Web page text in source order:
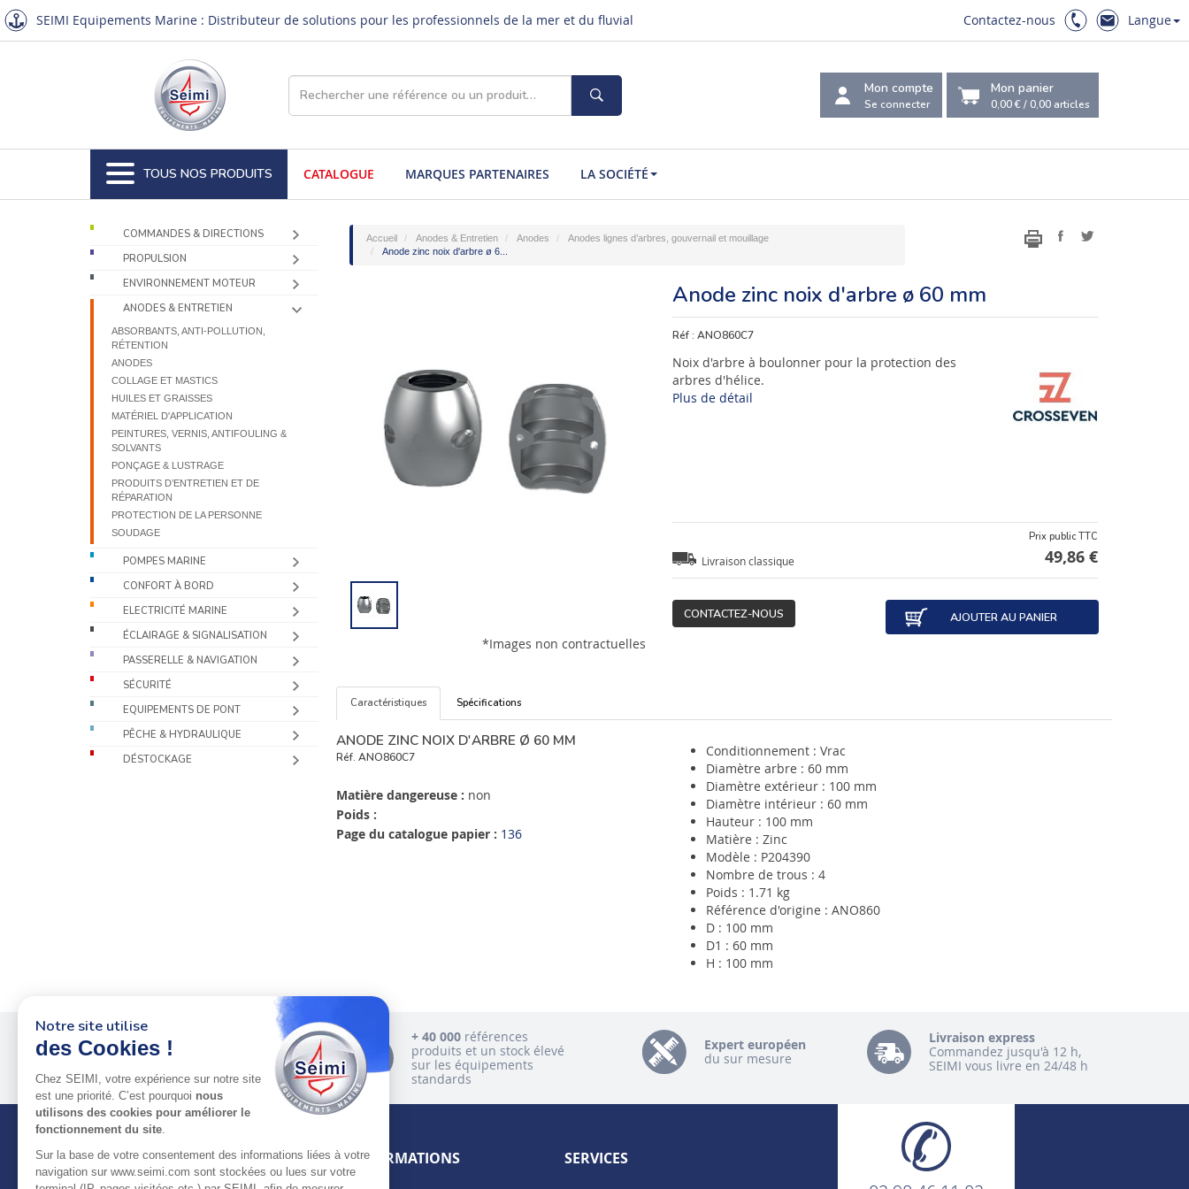
SEIMI Equipements Marine : Distributeur de solutions pour les professionnels de la mer et du fluvial Contactez-nous Langue
Mon compte
Se connecter
Mon panier
0,00 €/0,00 articles
TOUS NOS PRODUITS CATALOGUE MARQUES PARTENAIRES LA SOCIÉTÉ
COMMANDES & DIRECTIONS
PROPULSION
ENVIRONNEMENT MOTEUR
ANODES & ENTRETIEN
ABSORBANTS, ANTI-POLLUTION,
RÉTENTION
ANODES
COLLAGE ET MASTICS
HUILES ET GRAISSES
MATÉRIEL D'APPLICATION
PEINTURES, VERNIS, ANTIFOULING &
SOLVANTS
PONÇAGE & LUSTRAGE
PRODUITS D’ENTRETIEN ET DE
RÉPARATION
PROTECTION DE LA PERSONNE
SOUDAGE
POMPES MARINE
CONFORT À BORD
ELECTRICITÉ MARINE
ÉCLAIRAGE & SIGNALISATION
PASSERELLE & NAVIGATION
SÉCURITÉ
EQUIPEMENTS DE PONT
PÊCHE & HYDRAULIQUE
DÉSTOCKAGE
Accueil Anodes & Entretien Anodes
Anodes lignes d’arbres, gouvernail et mouillage
Anode zinc noix d'arbre ø 6...
*Images non contractuelles
Anode zinc noix d'arbre ø 60 mm
Réf :ANO860C7
Noix d'arbre à boulonner pour la protection des
arbres d'hélice.
Plus de détail
Livraison classique
Prix public TTC
49,86 €
CONTACTEZ-NOUS AJOUTER AU PANIER
Caractéristiques Spécifications
ANODE ZINC NOIX D'ARBRE Ø 60 MM
Réf. ANO860C7
Matière dangereuse : non
Poids :
Page du catalogue papier : 136
Conditionnement : Vrac
Diamètre arbre : 60 mm
Diamètre extérieur : 100 mm
Diamètre intérieur : 60 mm
Hauteur : 100 mm
Matière : Zinc
Modèle : P204390
Nombre de trous : 4
Poids : 1.71 kg
Référence d'origine : ANO860
D : 100 mm
D1 : 60 mm
H : 100 mm
Plus de 50 ans
au service
des pros
+ 40 000 références
produits et un stock élevé
sur les équipements
standards
Expert européen
du sur mesure
Livraison express
Commandez jusqu'à 12 h,
SEIMI vous livre en 24/48 h
INFORMATIONS SERVICES
Notre site utilise
des Cookies !
Chez SEIMI, votre expérience sur notre site
est une priorité. C’est pourquoi nous
utilisons des cookies pour améliorer le
fonctionnement du site.
Sur la base de votre consentement des informations liées à votre
navigation sur www.seimi.com sont stockées ou lues sur votre